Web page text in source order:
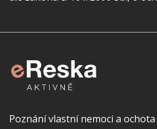
Poznání vlastní nemoci a